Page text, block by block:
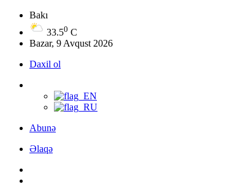
Bakı
33.50 C
Bazar, 9 Avqust 2026
Daxil ol
Abunə
Əlaqə